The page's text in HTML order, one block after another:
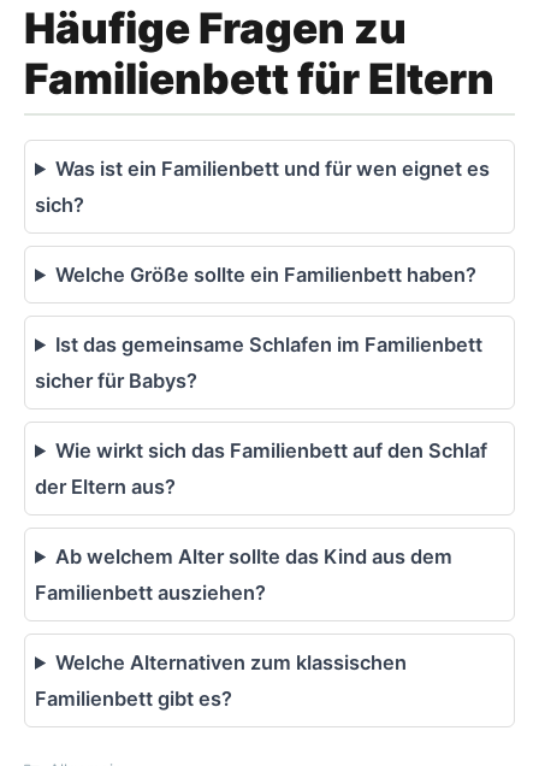
Häufige Fragen zu
Familienbett für Eltern
Was ist ein Familienbett und für wen eignet es
sich?
Welche Größe sollte ein Familienbett haben?
Ist das gemeinsame Schlafen im Familienbett
sicher für Babys?
Wie wirkt sich das Familienbett auf den Schlaf
der Eltern aus?
Ab welchem Alter sollte das Kind aus dem
Familienbett ausziehen?
Welche Alternativen zum klassischen
Familienbett gibt es?